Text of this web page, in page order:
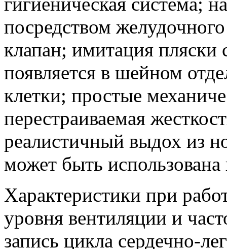
посредством
клапан; имитация пляски
появляется в шейном
клетки; простые
перестраиваемая
реалистичный выдох из
может быть
Характеристики при
уровня вентиляции и
запись цикла сердечно-